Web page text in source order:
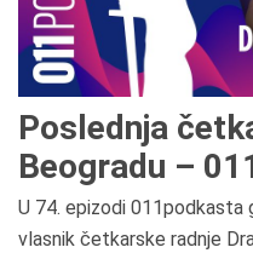
Poslednja
Beogradu –
U 74. epizodi 011podkasta
vlasnik četkarske radnje